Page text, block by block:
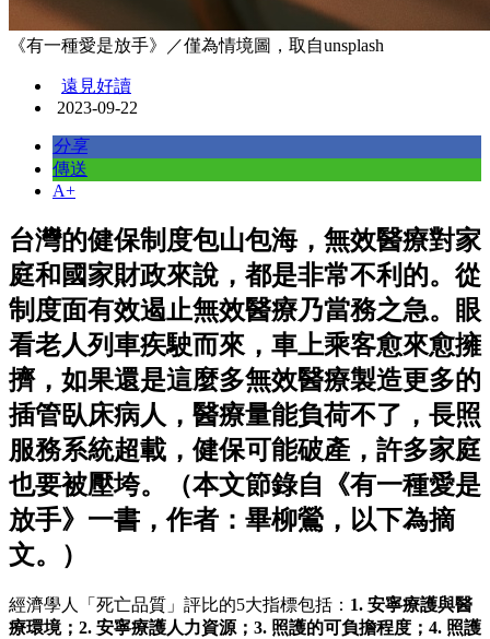
《有一種愛是放手》／僅為情境圖，取自unsplash
遠見好讀
2023-09-22
分享
傳送
A+
台灣的健保制度包山包海，無效醫療對家
庭和國家財政來說，都是非常不利的。從
制度面有效遏止無效醫療乃當務之急。眼
看老人列車疾駛而來，車上乘客愈來愈擁
擠，如果還是這麼多無效醫療製造更多的
插管臥床病人，醫療量能負荷不了，長照
服務系統超載，健保可能破產，許多家庭
也要被壓垮。（本文節錄自《有一種愛是
放手》一書，作者：畢柳鶯，以下為摘
文。）
經濟學人「死亡品質」評比的5大指標包括： 1. 安寧療護與醫
療環境；2. 安寧療護人力資源；3. 照護的可負擔程度；4. 照護